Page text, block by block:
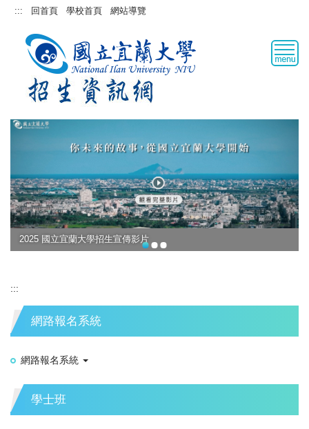
跳::: 回首頁 學校首頁 網站導覽
2025 國立宜蘭大學招生宣傳影片
:::
網路報名系統
網路報名系統
學士班